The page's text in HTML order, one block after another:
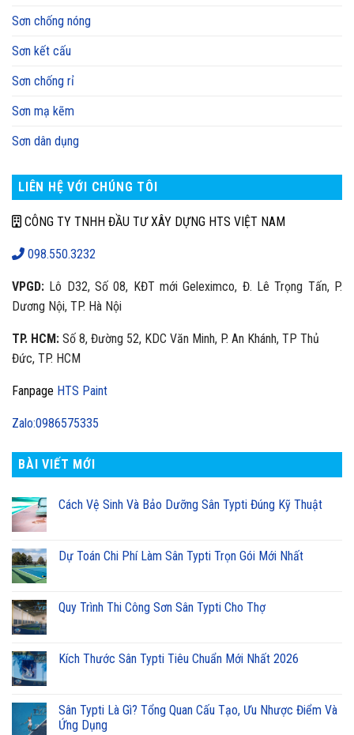
Sơn chống nóng
Sơn kết cấu
Sơn chống rỉ
Sơn mạ kẽm
Sơn dân dụng
LIÊN HỆ VỚI CHÚNG TÔI
CÔNG TY TNHH ĐẦU TƯ XÂY DỰNG HTS VIỆT NAM
098.550.3232
VPGD: Lô D32, Số 08, KĐT mới Geleximco, Đ. Lê Trọng Tấn, P.
Dương Nội, TP. Hà Nội
TP. HCM: Số 8, Đường 52, KDC Văn Minh, P. An Khánh, TP Thủ
Đức, TP. HCM
Fanpage HTS Paint
Zalo:0986575335
BÀI VIẾT MỚI
Cách Vệ Sinh Và Bảo Dưỡng Sân Typti Đúng Kỹ Thuật
Dự Toán Chi Phí Làm Sân Typti Trọn Gói Mới Nhất
Quy Trình Thi Công Sơn Sân Typti Cho Thợ
Kích Thước Sân Typti Tiêu Chuẩn Mới Nhất 2026
Sân Typti Là Gì? Tổng Quan Cấu Tạo, Ưu Nhược Điểm Và
Ứng Dụng